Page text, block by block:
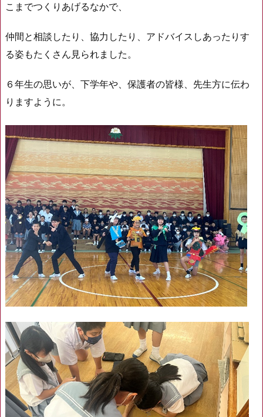
こまでつくりあげるなかで、
仲間と相談したり、協力したり、アドバイスしあったりす
る姿もたくさん見られました。
６年生の思いが、下学年や、保護者の皆様、先生方に伝わ
りますように。